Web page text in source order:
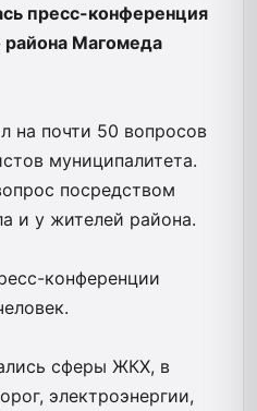
пресс-конференция
района Магомеда
на почти 50 вопросов
муниципалитета.
посредством
и у жителей района.
конференции
сферы ЖКХ, в
электроэнергии,